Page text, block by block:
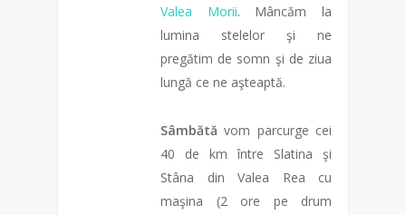
Valea Morii. Mâncăm la
lumina stelelor şi ne
pregătim de somn şi de ziua
lungă ce ne aşteaptă.
Sâmbătă vom parcurge cei
40 de km între Slatina şi
Stâna din Valea Rea cu
maşina (2 ore pe drum